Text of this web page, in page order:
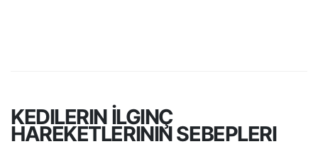
KEDILERIN İLGINÇ
HAREKETLERININ SEBEPLERI